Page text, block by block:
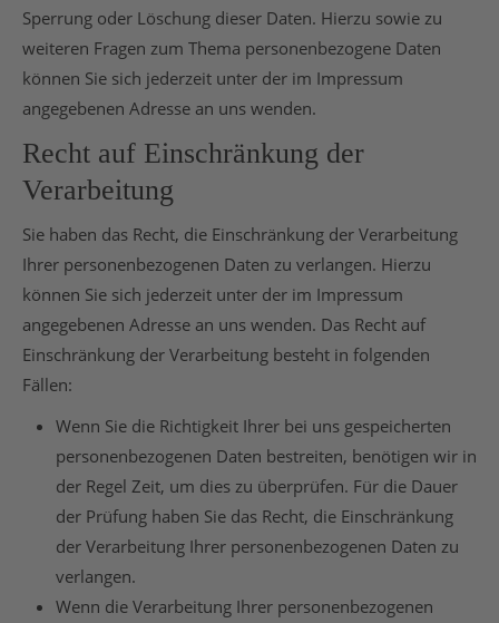
Sperrung oder Löschung dieser Daten. Hierzu sowie zu
weiteren Fragen zum Thema personenbezogene Daten
können Sie sich jederzeit unter der im Impressum
angegebenen Adresse an uns wenden.
Recht auf Einschränkung der
Verarbeitung
Sie haben das Recht, die Einschränkung der Verarbeitung
Ihrer personenbezogenen Daten zu verlangen. Hierzu
können Sie sich jederzeit unter der im Impressum
angegebenen Adresse an uns wenden. Das Recht auf
Einschränkung der Verarbeitung besteht in folgenden
Fällen:
Wenn Sie die Richtigkeit Ihrer bei uns gespeicherten
personenbezogenen Daten bestreiten, benötigen wir in
der Regel Zeit, um dies zu überprüfen. Für die Dauer
der Prüfung haben Sie das Recht, die Einschränkung
der Verarbeitung Ihrer personenbezogenen Daten zu
verlangen.
Wenn die Verarbeitung Ihrer personenbezogenen